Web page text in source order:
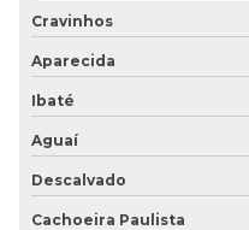
Cravinhos
Aparecida
Ibaté
Aguaí
Descalvado
Cachoeira Paulista